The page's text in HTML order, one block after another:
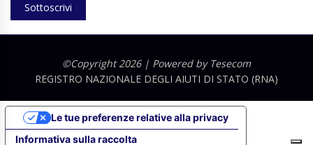
Sottoscrivi
©Copyright 2026 | Powered by Tesecom
REGISTRO NAZIONALE DEGLI AIUTI DI STATO (RNA)
Informativa sulla raccolta
Le tue preferenze relative alla privacy